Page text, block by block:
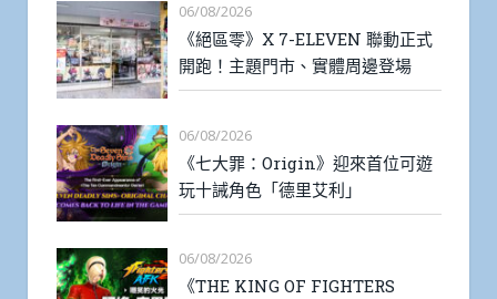
06/08/2026
《絕區零》X 7-ELEVEN 聯動正式
開跑！主題門市、實體周邊登場
06/08/2026
《七大罪：Origin》迎來首位可遊
玩十誡角色「德里艾利」
06/08/2026
《THE KING OF FIGHTERS